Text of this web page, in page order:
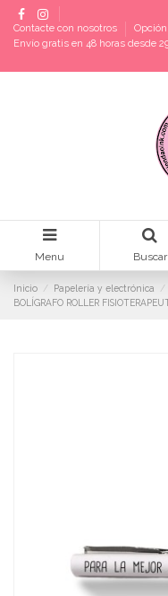
Contacte con nosotros
Envío gratis en 48 horas desde
Menu Buscar
Inicio Papelería y electrónica
BOLÍGRAFO ROLLER